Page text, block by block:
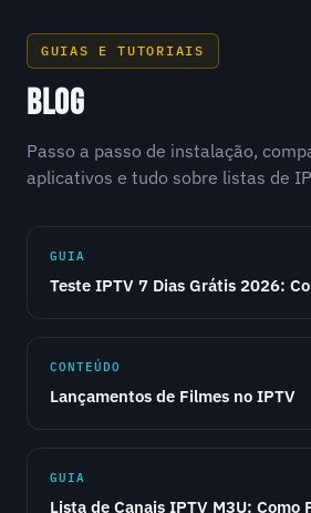
GUIAS E TUTORIAIS
BLOG
Passo a passo de instalação,
aplicativos e tudo sobre listas de
GUIA
Teste IPTV 7 Dias Grátis 2026:
CONTEÚDO
Lançamentos de Filmes no IPTV
GUIA
Lista de Canais IPTV M3U: Como